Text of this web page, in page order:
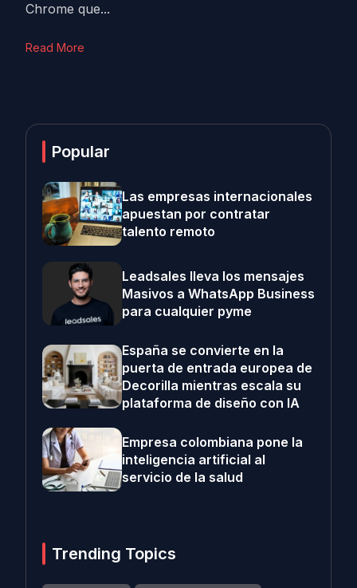
Chrome que...
Read More
Popular
Las empresas internacionales
apuestan por contratar
talento remoto
Leadsales lleva los mensajes
Masivos a WhatsApp Business
para cualquier pyme
España se convierte en la
puerta de entrada europea de
Decorilla mientras escala su
plataforma de diseño con IA
Empresa colombiana pone la
inteligencia artificial al
servicio de la salud
Trending Topics